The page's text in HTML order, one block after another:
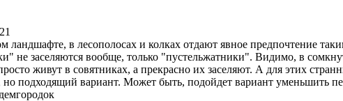
ландшафте, в лесополосах и колках отдают явное предпочтение
не заселяются вообще, только "пустельжатники". Видимо, в
живут в совятниках, а прекрасно их заселяют. А для этих
но подходящий вариант. Может быть, подойдет вариант уменьшить